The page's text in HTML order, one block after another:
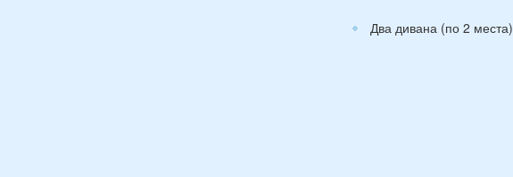
Два дивана (по 2 места)